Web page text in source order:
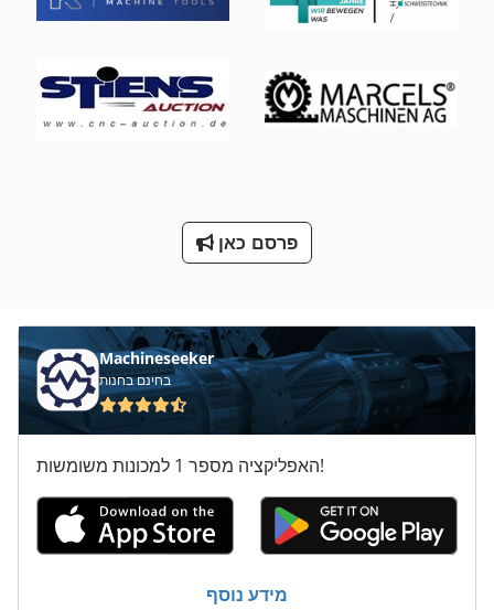
מחרטה עם תצוגה דיגיטלית
מעריך את מרחמת על המדפים
פרסם כאן
Machineseeker
בחינם בחנות
האפליקציה מספר 1 למכונות משומשות!
מידע נוסף